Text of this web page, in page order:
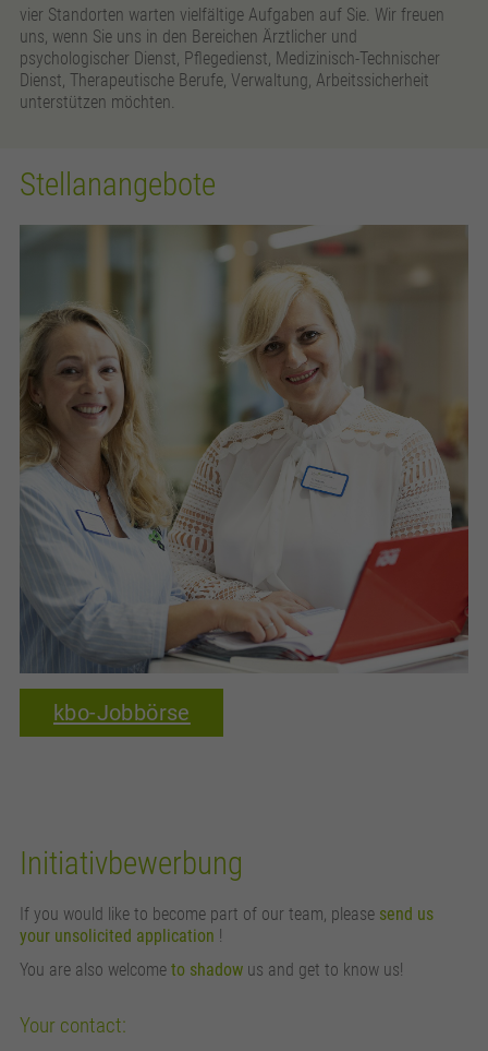
vier Standorten warten vielfältige Aufgaben auf Sie. Wir freuen
uns, wenn Sie uns in den Bereichen Ärztlicher und
psychologischer Dienst, Pflegedienst, Medizinisch-Technischer
Dienst, Therapeutische Berufe, Verwaltung, Arbeitssicherheit
unterstützen möchten.
Stellanangebote
kbo-Jobbörse
Initiativbewerbung
If you would like to become part of our team, please send us
your unsolicited application !
You are also welcometo shadow us and get to know us!
Your contact:
Laufzeit 24 Stunden
Zweck
Wird zur Unterscheidung von Benutzern
Name _gat_UA_161657597_7
Google Analytics
Zweck
Wird verwendet, um die Anforderungsrate zu